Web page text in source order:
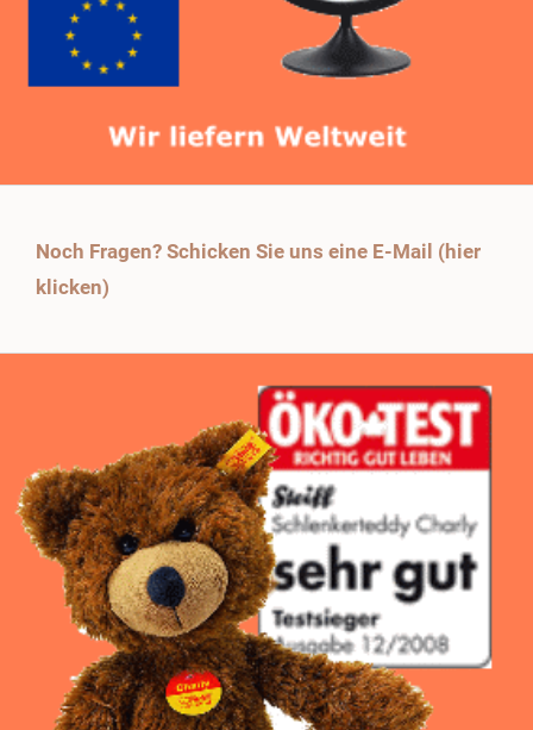
Noch Fragen? Schicken Sie uns eine E-Mail (hier
klicken)